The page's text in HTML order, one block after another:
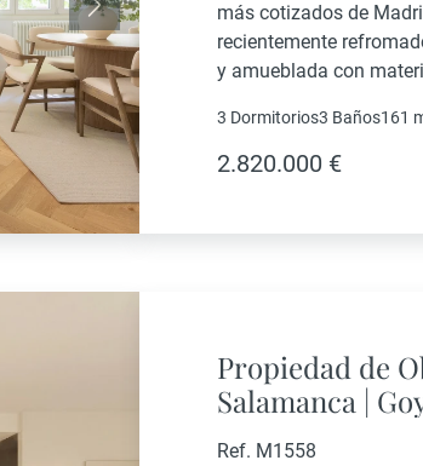
Siguiente
más cotizados de
recientemente
y amueblada con
3 Dormitorios3 Baños161
2.820.000 €
Propiedad de
Salamanca |
Ref. M1558